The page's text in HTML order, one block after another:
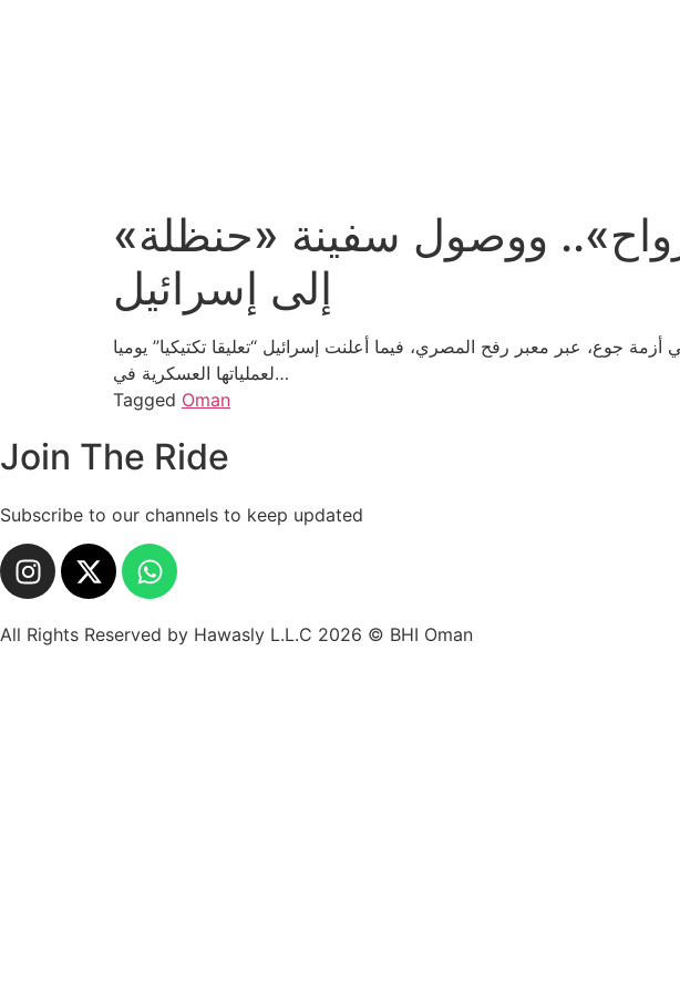
ووصول سفينة «حنظلة»
إلى إسرائيل
جوع، عبر معبر رفح المصري، فيما أعلنت إسرائيل “تعليقا تكتيكيا” يوميا
لعملياتها العسكرية في…
Tagged Oman
Join The Ride
Subscribe to our channels to keep updated
All Rights Reserved by Hawasly L.L.C 2026 © BHI Oman